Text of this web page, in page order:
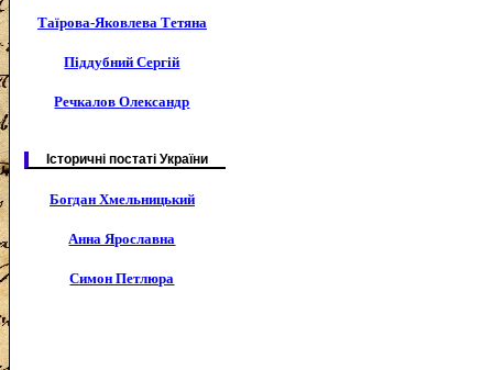
Таїрова-Яковлева Тетяна
Піддубний Сергій
Речкалов Олександр
Історичні постаті України
Богдан Хмельницький
Анна Ярославна
Симон Петлюра